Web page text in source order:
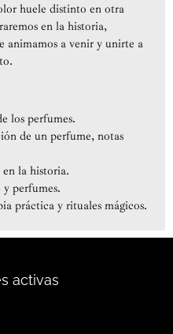
huele distinto en otra
en la historia,
animamos a venir y unirte a
los perfumes.
de un perfume, notas
la historia.
perfumes.
práctica y rituales mágicos.
activas